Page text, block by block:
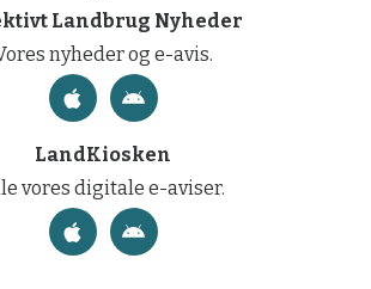
Landbrug Nyheder
nyheder og e-avis.
LandKiosken
vores digitale e-aviser.